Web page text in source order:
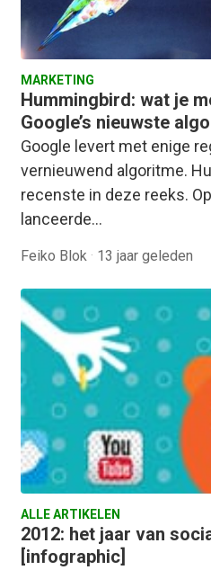
MARKETING
Hummingbird: wat je
Google’s nieuwste
Google levert met enige
vernieuwend algoritme.
recenste in deze reeks.
lanceerde…
Feiko Blok · 13 jaar geleden
ALLE ARTIKELEN
2012: het jaar van
[infographic]